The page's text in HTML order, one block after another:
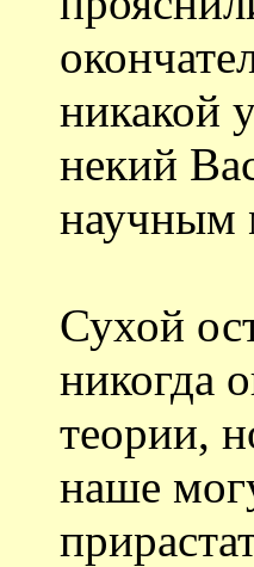
никакой
некий
научным
Сухой
никогда
теории,
наше